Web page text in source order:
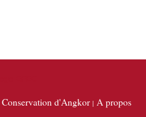
Conservation d'Angkor A propos